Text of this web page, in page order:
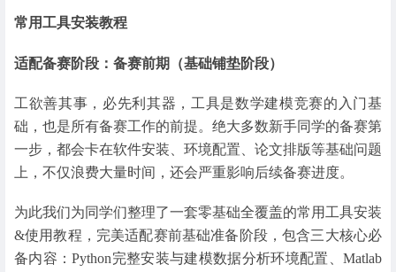
常用工具安装教程
适配备赛阶段：备赛前期（基础铺垫阶段）
工欲善其事，必先利其器，工具是数学建模竞赛的入门基
础，也是所有备赛工作的前提。绝大多数新手同学的备赛第
一步，都会卡在软件安装、环境配置、论文排版等基础问题
上，不仅浪费大量时间，还会严重影响后续备赛进度。
为此我们为同学们整理了一套零基础全覆盖的常用工具安装
&使用教程，完美适配赛前基础准备阶段，包含三大核心必
备内容：Python完整安装与建模数据分析环境配置、Matlab